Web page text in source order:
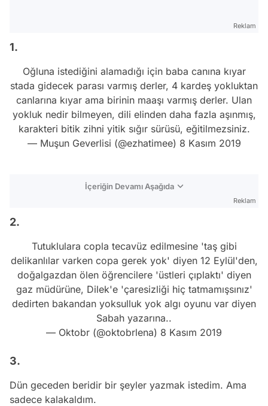
Reklam
1.
Oğluna istediğini alamadığı için baba canına kıyar
stada gidecek parası varmış derler, 4 kardeş yokluktan
canlarına kıyar ama birinin maaşı varmış derler. Ulan
yokluk nedir bilmeyen, dili elinden daha fazla aşınmış,
karakteri bitik zihni yitik sığır sürüsü, eğitilmezsiniz.
— Muşun Geverlisi (@ezhatimee) 8 Kasım 2019
İçeriğin Devamı Aşağıda
Reklam
2.
Tutuklulara copla tecavüz edilmesine 'taş gibi
delikanlılar varken copa gerek yok' diyen 12 Eylül'den,
doğalgazdan ölen öğrencilere 'üstleri çıplaktı' diyen
gaz müdürüne, Dilek'e 'çaresizliği hiç tatmamışsınız'
dedirten bakandan yoksulluk yok algı oyunu var diyen
Sabah yazarına..
— Oktobr (@oktobrlena) 8 Kasım 2019
3.
Dün geceden beridir bir şeyler yazmak istedim. Ama
sadece kalakaldım.